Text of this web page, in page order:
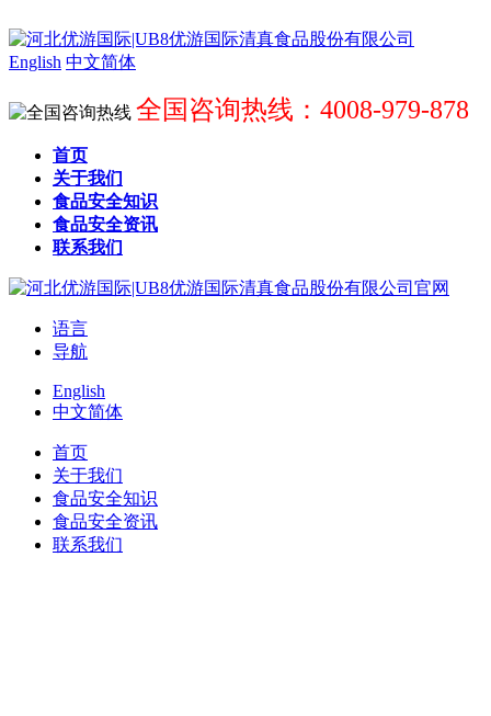
English 中文简体
全国咨询热线：4008-979-878
首页
关于我们
食品安全知识
食品安全资讯
联系我们
语言
导航
English
中文简体
首页
关于我们
食品安全知识
食品安全资讯
联系我们